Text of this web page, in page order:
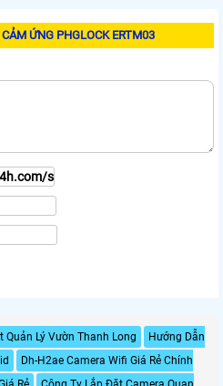
ỨNG PHGLOCK ERTM03
Quản Lý Vườn Thanh Long
Hướng Dẫn
Dh-H2ae Camera Wifi Giá Rẻ Chính